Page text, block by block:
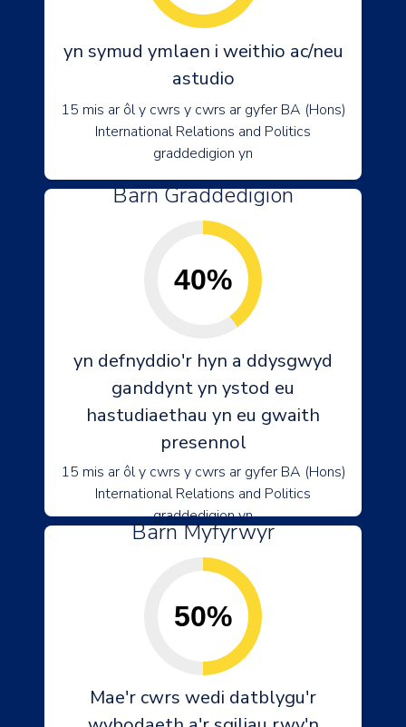
yn symud ymlaen i weithio ac/neu
astudio
15 mis ar ôl y cwrs y cwrs ar gyfer BA (Hons)
International Relations and Politics
graddedigion yn
Barn Graddedigion
40%
yn defnyddio'r hyn a ddysgwyd
ganddynt yn ystod eu
hastudiaethau yn eu gwaith
presennol
15 mis ar ôl y cwrs y cwrs ar gyfer BA (Hons)
International Relations and Politics
graddedigion yn
Barn Myfyrwyr
50%
Mae'r cwrs wedi datblygu'r